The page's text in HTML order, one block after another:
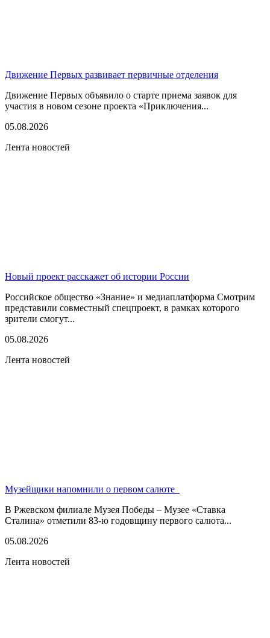
Движение Первых развивает первичные отделения
Движение Первых объявило о старте приема заявок для
участия в новом сезоне проекта «Приключения...
05.08.2026
Лента новостей
Новый проект расскажет об истории России
Российское общество «Знание» и медиаплатформа Смотрим
представили совместный спецпроект, в рамках которого
зрители смогут...
05.08.2026
Лента новостей
Музейщики напомнили о первом салюте
В Ржевском филиале Музея Победы – Музее «Ставка
Сталина» отметили 83-ю годовщину первого салюта...
05.08.2026
Лента новостей